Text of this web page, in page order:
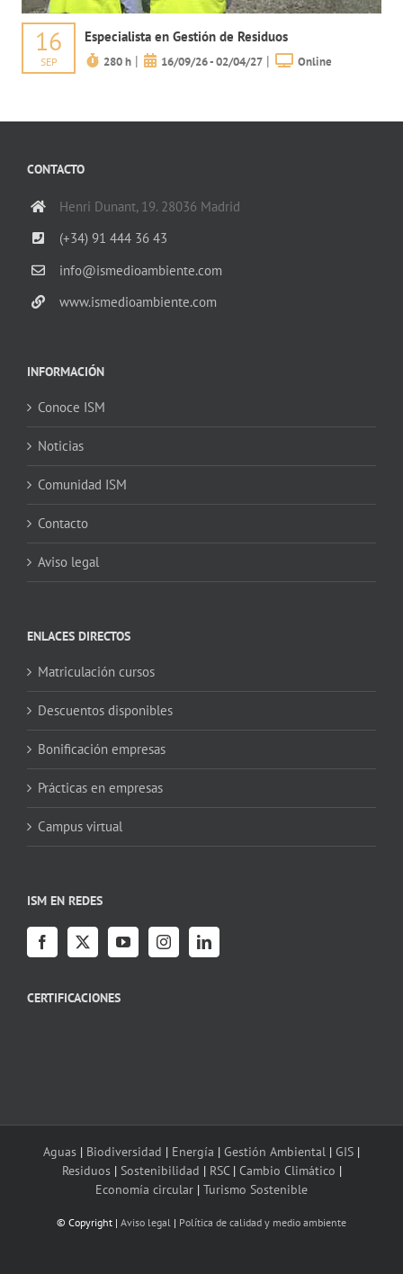
16
SEP
Especialista en Gestión de Residuos
280 h | 16/09/26 - 02/04/27 | Online
CONTACTO
Henri Dunant, 19. 28036 Madrid
(+34) 91 444 36 43
info@ismedioambiente.com
www.ismedioambiente.com
INFORMACIÓN
Conoce ISM
Noticias
Comunidad ISM
Contacto
Aviso legal
ENLACES DIRECTOS
Matriculación cursos
Descuentos disponibles
Bonificación empresas
Prácticas en empresas
Campus virtual
ISM EN REDES
CERTIFICACIONES
Aguas | Biodiversidad | Energía | Gestión Ambiental | GIS |
Residuos| Sostenibilidad | RSC| Cambio Climático |
Economía circular | Turismo Sostenible
© Copyright | Aviso legal | Política de calidad y medio ambiente